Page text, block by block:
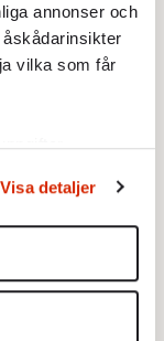
annonser och
vilka som får
när som
innehållet
Vi
Visa detaljer
Hon har